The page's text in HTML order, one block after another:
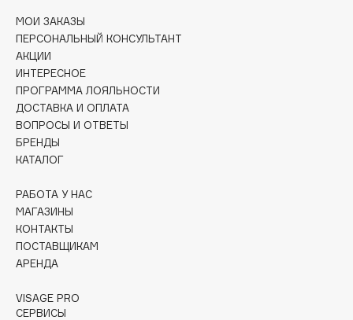
Clinique
Clive Christian
Club De Nuit
Collagenina
Consly
Corimo
CosRX
Crescina
Cunzite
Curaprox
D
МОИ ЗАКАЗЫ
ПЕРСОНАЛЬНЫЙ КОНСУЛЬТАНТ
АКЦИИ
ИНТЕРЕСНОЕ
ПРОГРАММА ЛОЯЛЬНОСТИ
ДОСТАВКА И ОПЛАТА
ВОПРОСЫ И ОТВЕТЫ
БРЕНДЫ
КАТАЛОГ
РАБОТА У НАС
МАГАЗИНЫ
КОНТАКТЫ
ПОСТАВЩИКАМ
АРЕНДА
VISAGE PRO
СЕРВИСЫ